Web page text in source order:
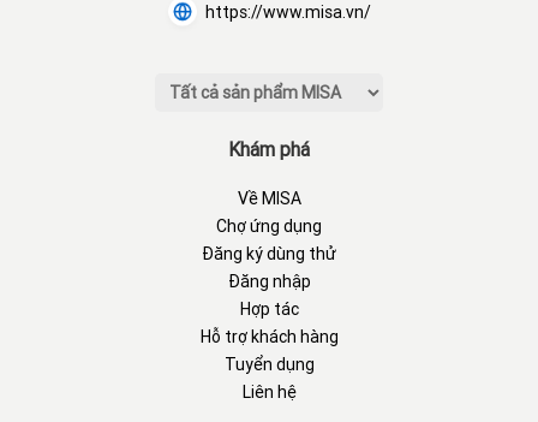
https://www.misa.vn/
Khám phá
Về MISA
Chợ ứng dụng
Đăng ký dùng thử
Đăng nhập
Hợp tác
Hỗ trợ khách hàng
Tuyển dụng
Liên hệ